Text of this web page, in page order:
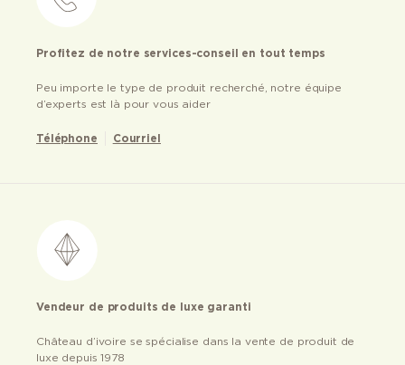
Profitez de notre services-conseil en tout temps
Peu importe le type de produit recherché, notre équipe
d’experts est là pour vous aider
Téléphone Courriel
Vendeur de produits de luxe garanti
Château d’ivoire se spécialise dans la vente de produit de
luxe depuis 1978